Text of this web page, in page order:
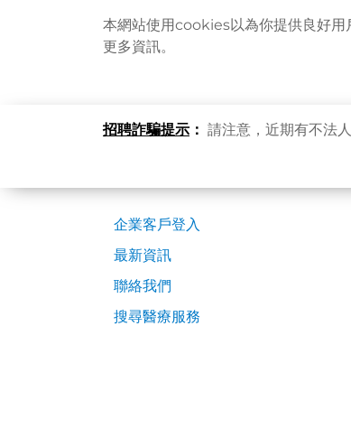
本網站使用cookies以為你提供良好用
更多資訊。
招聘詐騙提示 ： 請注意，近期有不法
網站地圖
企業客戶登入
最新資訊
聯絡我們
搜尋醫療服務